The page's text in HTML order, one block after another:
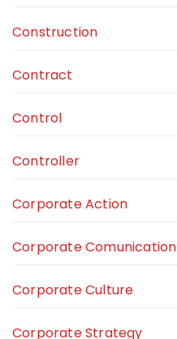
Construction
Contract
Control
Controller
Corporate Action
Corporate Comunication
Corporate Culture
Corporate Strategy